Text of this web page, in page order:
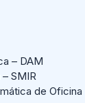
– DAM
SMIR
de Oficina